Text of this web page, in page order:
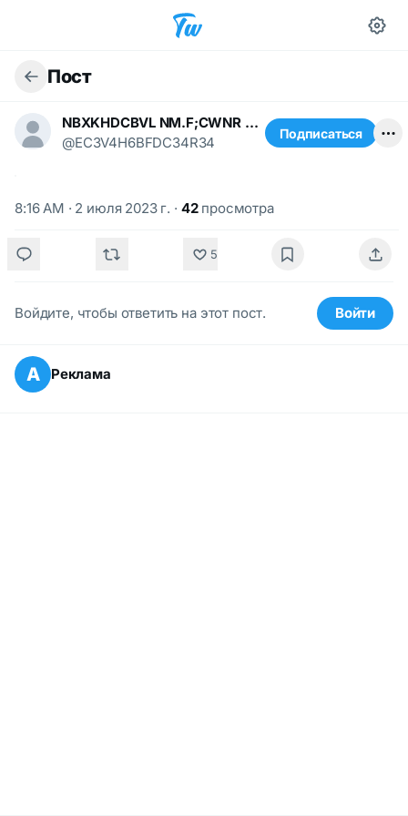
Пост
NBXKHDCBVL NM.F;CWNR N.,/k;K
@EC3V4H6BFDC34R34
Подписаться
8:16 AM · 2 июля 2023 г. · 42просмотра
5
Войдите, чтобы ответить на этот пост. Войти
А Реклама